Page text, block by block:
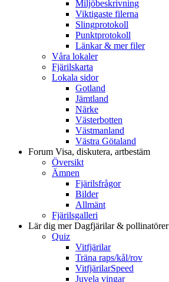
Miljöbeskrivning
Viktigaste filerna
Slingprotokoll
Punktprotokoll
Länkar & mer filer
Våra lokaler
Fjärilskarta
Lokala sidor
Gotland
Jämtland
Närke
Västerbotten
Västmanland
Västra Götaland
Forum Visa, diskutera, artbestäm
Översikt
Ämnen
Fjärilsfrågor
Bilder
Allmänt
Fjärilsgalleri
Lär dig merDagfjärilar & pollinatörer
Quiz
Vitfjärilar
Träna raps/kål/rov
VitfjärilarSpeed
Juvela vingar